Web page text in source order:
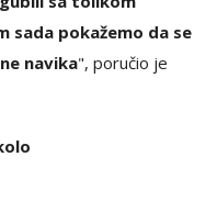
sada pokažemo da se
navika", poručio je